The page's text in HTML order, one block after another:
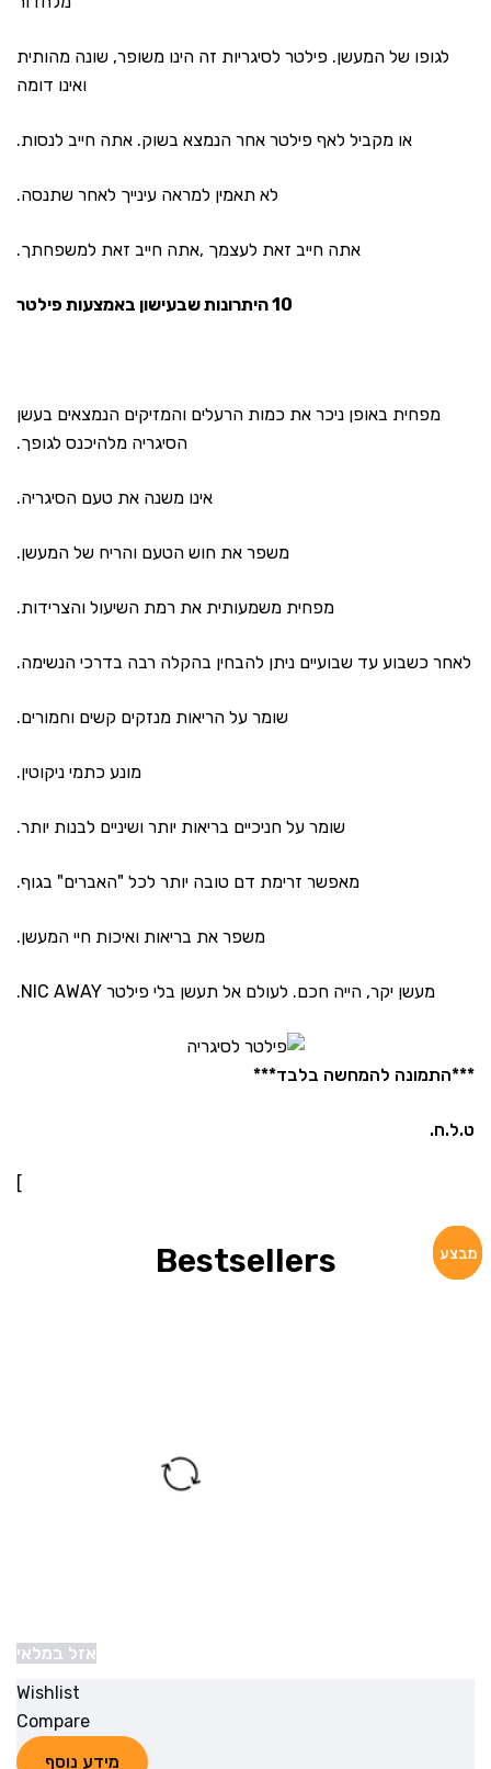
לגופו של המעשן. פילטר לסיגריות זה הינו משופר, שונה מהותית
ואינו דומה
או מקביל לאף פילטר אחר הנמצא בשוק. אתה חייב לנסות.
לא תאמין למראה עינייך לאחר שתנסה.
אתה חייב זאת לעצמך ,אתה חייב זאת למשפחתך.
10 היתרונות שבעישון באמצעות פילטר
מפחית באופן ניכר את כמות הרעלים והמזיקים הנמצאים בעשן
הסיגריה מלהיכנס לגופך.
אינו משנה את טעם הסיגריה.
משפר את חוש הטעם והריח של המעשן.
מפחית משמעותית את רמת השיעול והצרידות.
לאחר כשבוע עד שבועיים ניתן להבחין בהקלה רבה בדרכי הנשימה.
שומר על הריאות מנזקים קשים וחמורים.
מונע כתמי ניקוטין.
שומר על חניכיים בריאות יותר ושיניים לבנות יותר.
מאפשר זרימת דם טובה יותר לכל "האברים" בגוף.
משפר את בריאות ואיכות חיי המעשן.
מעשן יקר, הייה חכם. לעולם אל תעשן בלי פילטר NIC AWAY.
***התמונה להמחשה בלבד***
ט.ל.ח.
]
Bestsellers
אזל במלאי
Wishlist
Compare
מידע נוסף
מבצע
מבצע
מבצע